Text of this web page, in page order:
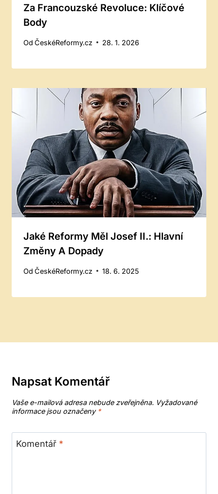
Za Francouzské Revoluce: Klíčové
Body
Od ČeskéReformy.cz 28. 1. 2026
Jaké Reformy Měl Josef II.: Hlavní
Změny A Dopady
Od ČeskéReformy.cz 18. 6. 2025
Napsat Komentář
Vaše e-mailová adresa nebude zveřejněna. Vyžadované
informace jsou označeny *
Komentář *